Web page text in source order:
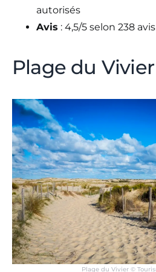
autorisés
Avis : 4,5/5 selon 238
Plage du Vivier
Plage du Vivier ©